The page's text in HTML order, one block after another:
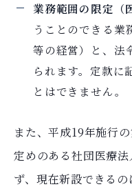
業務範囲の限定（
うことのできる業
等の経営）と、法
られます。定款に
とはできません。
また、平成19年施行
定めのある社団医療
ず、現在新設できる